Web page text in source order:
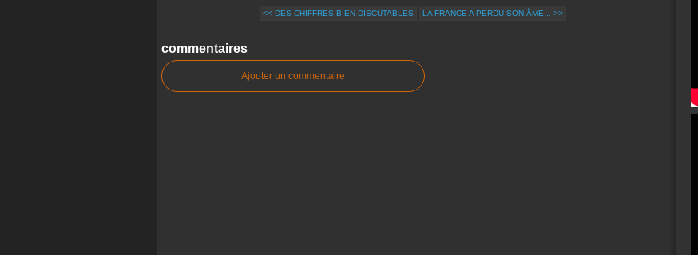
<< DES CHIFFRES BIEN DISCUTABLES LA FRANCE A PERDU SON ÂME... >>
commentaires
Ajouter un commentaire